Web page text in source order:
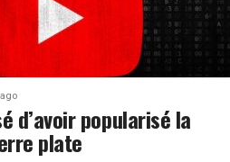
d’avoir popularisé la
plate